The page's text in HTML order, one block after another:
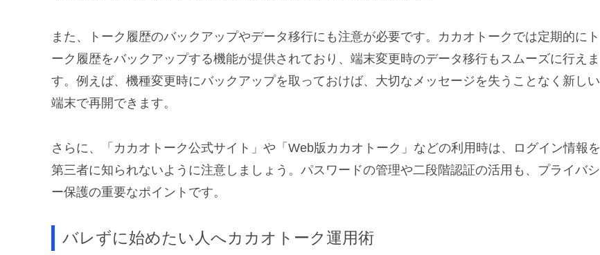
また、トーク履歴のバックアップやデータ移行にも注意が必要です。カカオトークでは定期的にト
ーク履歴をバックアップする機能が提供されており、端末変更時のデータ移行もスムーズに行えま
す。例えば、機種変更時にバックアップを取っておけば、大切なメッセージを失うことなく新しい
端末で再開できます。
さらに、「カカオトーク公式サイト」や「Web版カカオトーク」などの利用時は、ログイン情報を
第三者に知られないように注意しましょう。パスワードの管理や二段階認証の活用も、プライバシ
ー保護の重要なポイントです。
バレずに始めたい人へカカオトーク運用術